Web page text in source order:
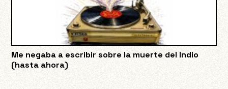
Me negaba a escribir sobre la muerte del Indio
(hasta ahora)